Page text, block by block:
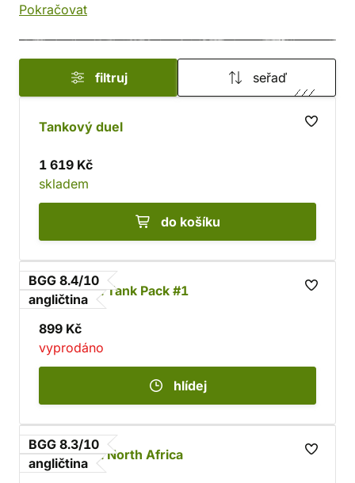
Pokračovat
filtruj seřaď
Tankový duel
1 619 Kč
skladem
do košíku
BGG 8.4/10
angličtina
Tank Duel: Tank Pack #1
899 Kč
vyprodáno
hlídej
BGG 8.3/10
angličtina
Tank Duel: North Africa